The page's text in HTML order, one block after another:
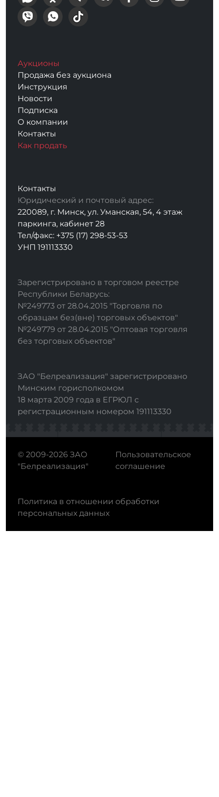
Аукционы
Продажа без аукциона
Инструкция
Новости
Подписка
О компании
Контакты
Как продать
Контакты
Юридический и почтовый адрес:
220089, г. Минск, ул. Уманская, 54, 4 этаж
паркинга, кабинет 28
Тел/факс: +375 (17) 298-53-53
УНП 191113330
Зарегистрировано в торговом реестре
Республики Беларусь:
№249773 от 28.04.2015 "Торговля по
образцам без(вне) торговых объектов"
№249779 от 28.04.2015 "Оптовая торговля
без торговых объектов"
ЗАО "Белреализация" зарегистрировано
Минским горисполкомом
18 марта 2009 года в ЕГРЮЛ с
регистрационным номером 191113330
© 2009-2026 ЗАО
"Белреализация"
Пользовательское
соглашение
Политика в отношении обработки
персональных данных